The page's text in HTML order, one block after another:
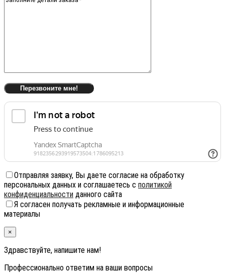
Отправляя заявку, Вы даете согласие на обработку
персональных данных и соглашаетесь с политикой
конфиденциальности данного сайта
Я согласен получать рекламные и информационные
материалы
×
Здравствуйте, напишите нам!
Профессионально ответим на ваши вопросы